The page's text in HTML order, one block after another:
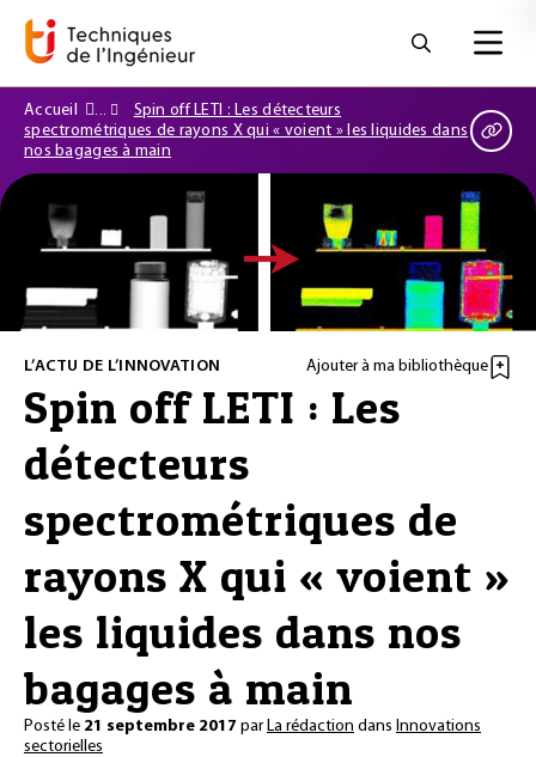
Accueil
Spin off LETI : Les détecteurs
spectrométriques de rayons X qui « voient » les liquides dans
nos bagages à main
L’ACTU DE L’INNOVATION Ajouter à ma bibliothèque
Spin off LETI : Les
détecteurs
spectrométriques de
rayons X qui « voient »
les liquides dans nos
bagages à main
Posté le 21 septembre 2017 par La rédaction dans Innovations
sectorielles